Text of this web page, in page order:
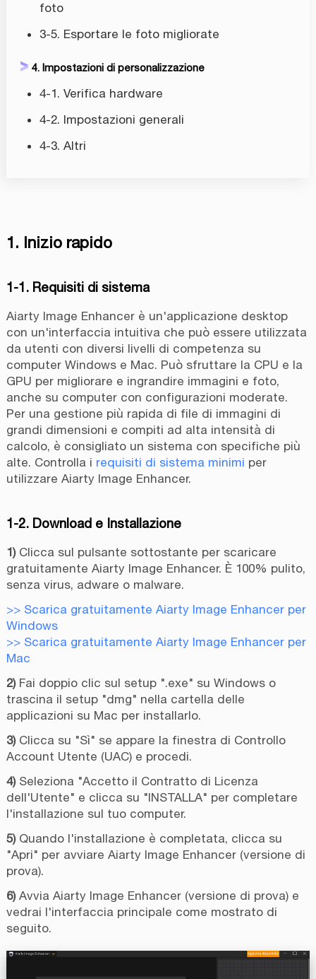
foto
3-5. Esportare le foto migliorate
4. Impostazioni di personalizzazione
4-1. Verifica hardware
4-2. Impostazioni generali
4-3. Altri
1. Inizio rapido
1-1. Requisiti di sistema
Aiarty Image Enhancer è un'applicazione desktop
con un'interfaccia intuitiva che può essere utilizzata
da utenti con diversi livelli di competenza su
computer Windows e Mac. Può sfruttare la CPU e la
GPU per migliorare e ingrandire immagini e foto,
anche su computer con configurazioni moderate.
Per una gestione più rapida di file di immagini di
grandi dimensioni e compiti ad alta intensità di
calcolo, è consigliato un sistema con specifiche più
alte. Controlla i requisiti di sistema minimi per
utilizzare Aiarty Image Enhancer.
1-2. Download e Installazione
1)Clicca sul pulsante sottostante per scaricare
gratuitamente Aiarty Image Enhancer. È 100% pulito,
senza virus, adware o malware.
>> Scarica gratuitamente Aiarty Image Enhancer per
Windows
>> Scarica gratuitamente Aiarty Image Enhancer per
Mac
2)Fai doppio clic sul setup ".exe" su Windows o
trascina il setup "dmg" nella cartella delle
applicazioni su Mac per installarlo.
3)Clicca su "Sì" se appare la finestra di Controllo
Account Utente (UAC) e procedi.
4)Seleziona "Accetto il Contratto di Licenza
dell'Utente" e clicca su "INSTALLA" per completare
l'installazione sul tuo computer.
5)Quando l'installazione è completata, clicca su
"Apri" per avviare Aiarty Image Enhancer (versione di
prova).
6)Avvia Aiarty Image Enhancer (versione di prova) e
vedrai l'interfaccia principale come mostrato di
seguito.